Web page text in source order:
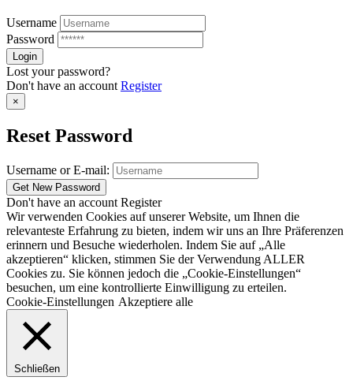
Username
Password
Lost your password?
Don't have an account Register
×
Reset Password
Username or E-mail:
Don't have an account Register
Wir verwenden Cookies auf unserer Website, um Ihnen die
relevanteste Erfahrung zu bieten, indem wir uns an Ihre Präferenzen
erinnern und Besuche wiederholen. Indem Sie auf „Alle
akzeptieren“ klicken, stimmen Sie der Verwendung ALLER
Cookies zu. Sie können jedoch die „Cookie-Einstellungen“
besuchen, um eine kontrollierte Einwilligung zu erteilen.
Cookie-Einstellungen Akzeptiere alle
Schließen